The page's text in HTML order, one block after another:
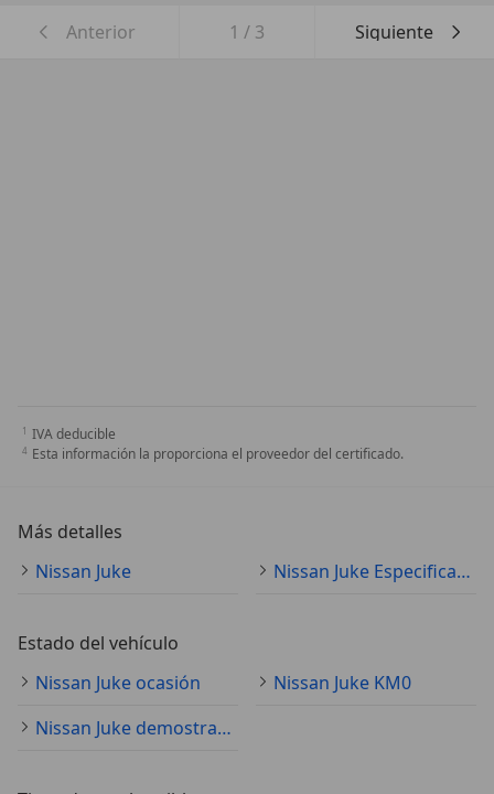
Anterior 1 / 3 Siguiente
IVA deducible
Esta información la proporciona el proveedor del certificado.
Más detalles
Nissan Juke
Nissan Juke Especificaciones técnicas
Estado del vehículo
Nissan Juke ocasión
Nissan Juke KM0
Nissan Juke demostración